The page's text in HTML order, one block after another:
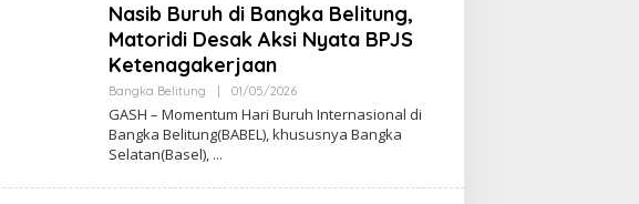
Nasib Buruh di Bangka Belitung,
Matoridi Desak Aksi Nyata BPJS
Ketenagakerjaan
Bangka Belitung 01/05/2026Oleh
GASH – Momentum Hari Buruh Internasional di
Bangka Belitung(BABEL), khususnya Bangka
Selatan(Basel),